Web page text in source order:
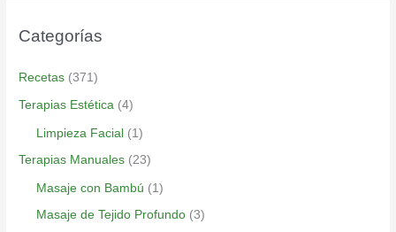
Categorías
Recetas (371)
Terapias Estética (4)
Limpieza Facial (1)
Terapias Manuales (23)
Masaje con Bambú (1)
Masaje de Tejido Profundo (3)